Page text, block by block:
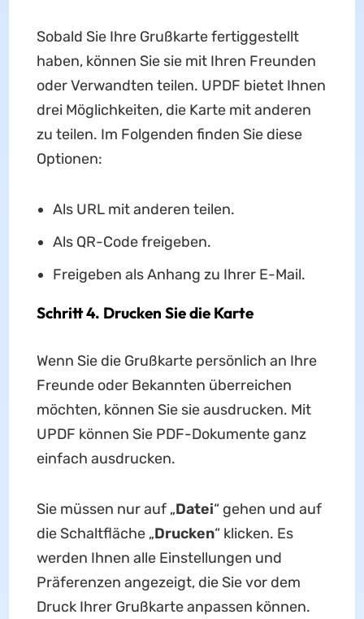
Sobald Sie Ihre Grußkarte fertiggestellt
haben, können Sie sie mit Ihren Freunden
oder Verwandten teilen. UPDF bietet Ihnen
drei Möglichkeiten, die Karte mit anderen
zu teilen. Im Folgenden finden Sie diese
Optionen:
Als URL mit anderen teilen.
Als QR-Code freigeben.
Freigeben als Anhang zu Ihrer E-Mail.
Schritt 4. Drucken Sie die Karte
Wenn Sie die Grußkarte persönlich an Ihre
Freunde oder Bekannten überreichen
möchten, können Sie sie ausdrucken. Mit
UPDF können Sie PDF-Dokumente ganz
einfach ausdrucken.
Sie müssen nur auf „Datei“ gehen und auf
die Schaltfläche „Drucken“ klicken. Es
werden Ihnen alle Einstellungen und
Präferenzen angezeigt, die Sie vor dem
Druck Ihrer Grußkarte anpassen können.